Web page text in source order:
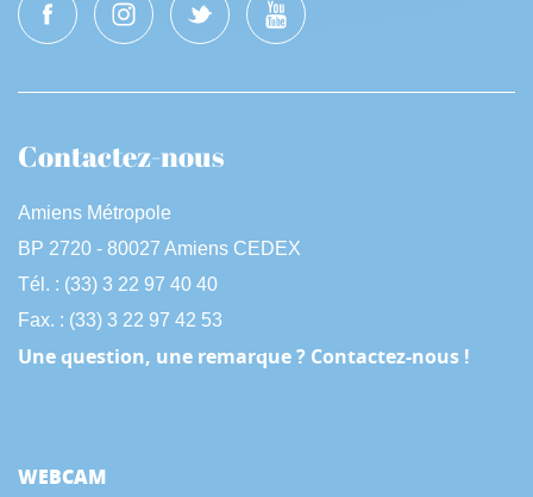
Contactez-nous
Amiens Métropole
BP 2720 - 80027 Amiens CEDEX
Tél. : (33) 3 22 97 40 40
Fax. : (33) 3 22 97 42 53
Une question, une remarque ? Contactez-nous !
WEBCAM